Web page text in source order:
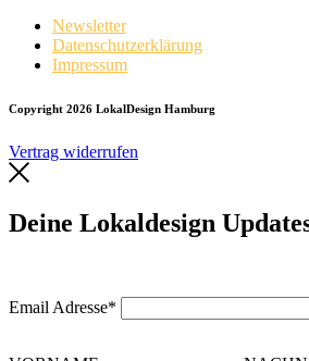
Newsletter
Datenschutzerklärung
Impressum
Copyright 2026 LokalDesign Hamburg
Vertrag widerrufen
Deine Lokaldesign
Email Adresse*